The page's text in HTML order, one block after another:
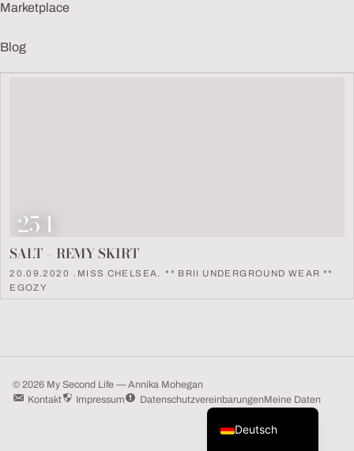
Marketplace
Blog
Look Nummer
254
SALT – REMY SKIRT
20.09.2020 .MISS CHELSEA. ·** BRII UNDERGROUND WEAR **
EGOZY
© 2026 My Second Life — Annika Mohegan
Kontakt
Impressum DatenschutzvereinbarungenMeine Daten
Deutsch
English (UK)